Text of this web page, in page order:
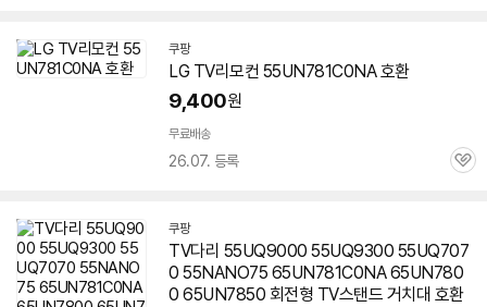
쿠팡
LG TV리모컨 55UN781C0NA호환
9,400원
무료배송
26.07. 등록
관
쿠팡
TV다리 55UQ9000 55UQ9300 55UQ707
0 55NANO75 65UN781C0NA 65UN780
0 65UN7850 회전형 TV스탠드 거치대 호환